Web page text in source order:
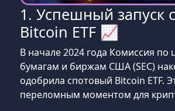
1. Успешный запуск
Bitcoin ETF 📈
В начале 2024 года Комиссия по
бумагам и биржам США (SEC)
одобрила спотовый Bitcoin ETF.
переломным моментом для